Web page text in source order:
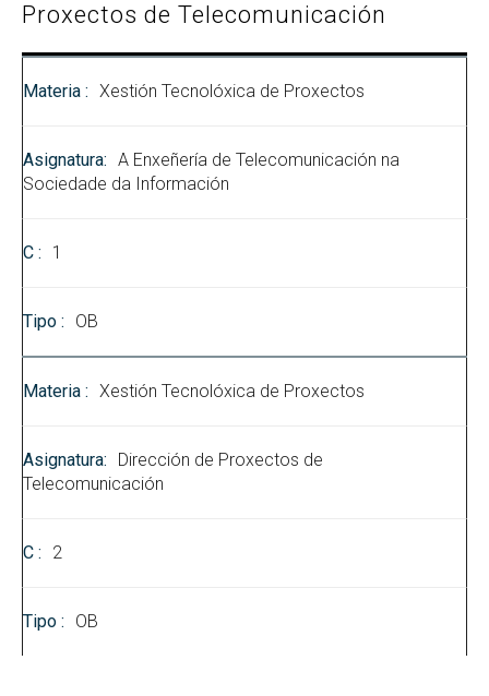
Proxectos de Telecomunicación
Xestión Tecnolóxica de Proxectos
A Enxeñería de Telecomunicación na
Sociedade da Información
1
OB
Xestión Tecnolóxica de Proxectos
Dirección de Proxectos de
Telecomunicación
2
OB